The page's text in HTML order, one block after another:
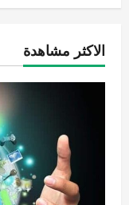
الاكثر مشاهدة